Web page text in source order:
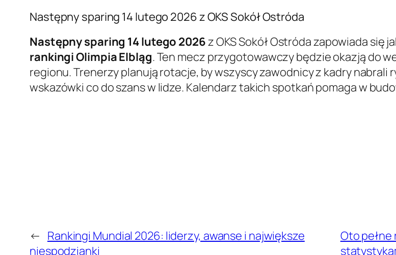
Następny sparing 14 lutego 2026 z OKS Sokół Ostróda
Następny sparing 14 lutego 2026z OKS Sokół Ostróda zapowiada się
rankingi Olimpia Elbląg. Ten mecz przygotowawczy będzie okazją do
regionu. Trenerzy planują rotacje, by wszyscy zawodnicy z kadry nabrali
wskazówki co do szans w lidze. Kalendarz takich spotkań pomaga w
← Rankingi Mundial 2026: liderzy, awanse i największe
niespodzianki
Oto pełne